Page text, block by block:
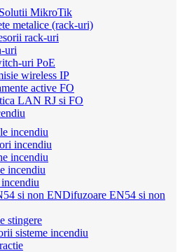
Solutii MikroTik
metalice (rack-uri)
rack-uri
uri
uri PoE
wireless IP
active FO
LAN RJ si FO
incendiu
incendiu
incendiu
incendiu
Difuzoare EN54 si non
stingere
sisteme incendiu